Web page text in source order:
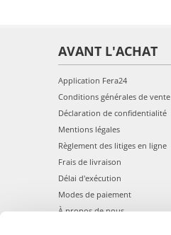
AVANT L'ACHAT
Application Fera24
Conditions générales de vente
Déclaration de confidentialité
Mentions légales
Règlement des litiges en ligne
Frais de livraison
Délai d'exécution
Modes de paiement
À propos de nous